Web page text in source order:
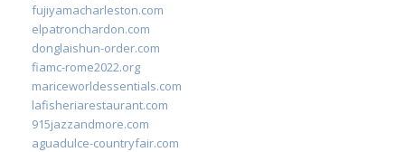
fujiyamacharleston.com
elpatronchardon.com
donglaishun-order.com
fiamc-rome2022.org
mariceworldessentials.com
lafisheriarestaurant.com
915jazzandmore.com
aguadulce-countryfair.com